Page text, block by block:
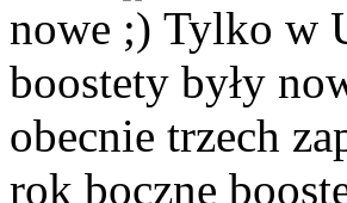
nowe
Tylko w
boostety były
obecnie trzech
rok boczne